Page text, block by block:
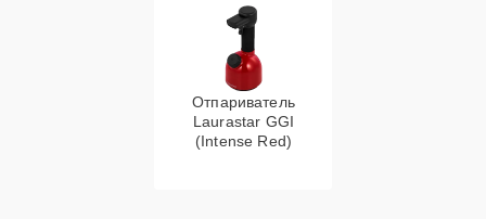
Отпариватель
Laurastar GGI
(Intense Red)